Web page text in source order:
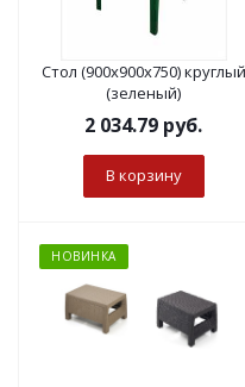
Стол (900х900х750) круглый
(зеленый)
2 034.79 руб.
В корзину
НОВИНКА